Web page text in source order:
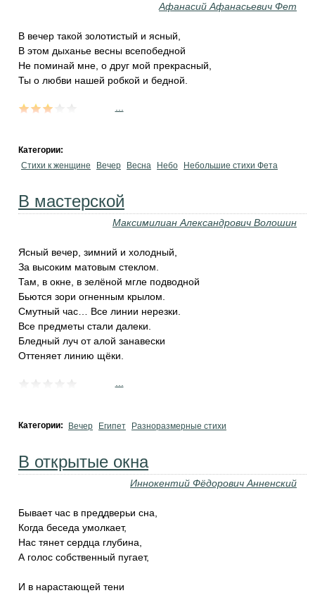
Афанасий Афанасьевич Фет
В вечер такой золотистый и ясный,
В этом дыханье весны всепобедной
Не поминай мне, о друг мой прекрасный,
Ты о любви нашей робкой и бедной.
Категории:
Стихи к женщине
Вечер Весна Небо Небольшие стихи Фета
В мастерской
Максимилиан Александрович Волошин
Ясный вечер, зимний и холодный,
За высоким матовым стеклом.
Там, в окне, в зелёной мгле подводной
Бьются зори огненным крылом.
Смутный час… Все линии нерезки.
Все предметы стали далеки.
Бледный луч от алой занавески
Оттеняет линию щёки.
Категории: Вечер Египет Разноразмерные стихи
В открытые окна
Иннокентий Фёдорович Анненский
Бывает час в преддверьи сна,
Когда беседа умолкает,
Нас тянет сердца глубина,
А голос собственный пугает,
И в нарастающей тени